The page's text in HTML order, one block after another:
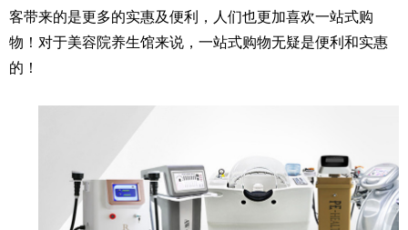
客带来的是更多的实惠及便利，人们也更加喜欢一站式购
物！对于美容院养生馆来说，一站式购物无疑是便利和实惠
的！